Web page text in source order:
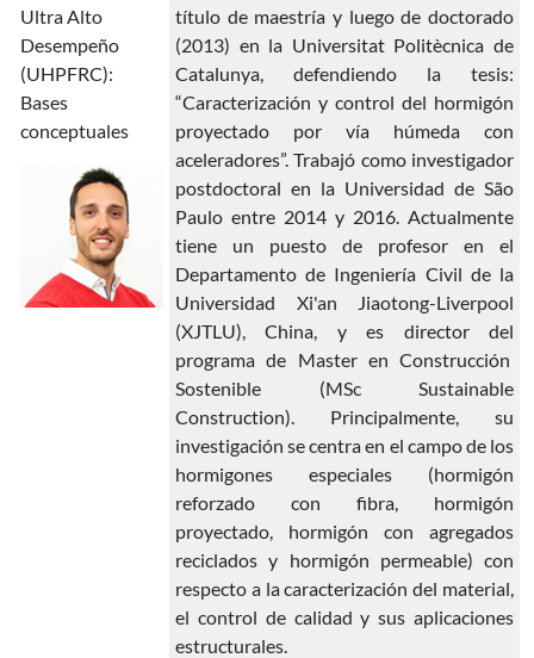
Ultra Alto
Desempeño
(UHPFRC):
Bases
conceptuales
título de maestría y luego de doctorado
(2013) en la Universitat Politècnica de
Catalunya, defendiendo la tesis:
“Caracterización y control del hormigón
proyectado por vía húmeda con
aceleradores”. Trabajó como investigador
postdoctoral en la Universidad de São
Paulo entre 2014 y 2016. Actualmente
tiene un puesto de profesor en el
Departamento de Ingeniería Civil de la
Universidad Xi'an Jiaotong-Liverpool
(XJTLU), China, y es director del
programa de Master en Construcción
Sostenible (MSc Sustainable
Construction). Principalmente, su
investigación se centra en el campo de los
hormigones especiales (hormigón
reforzado con fibra, hormigón
proyectado, hormigón con agregados
reciclados y hormigón permeable) con
respecto a la caracterización del material,
el control de calidad y sus aplicaciones
estructurales.